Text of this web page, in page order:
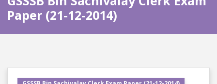
Paper (21-12-2014)